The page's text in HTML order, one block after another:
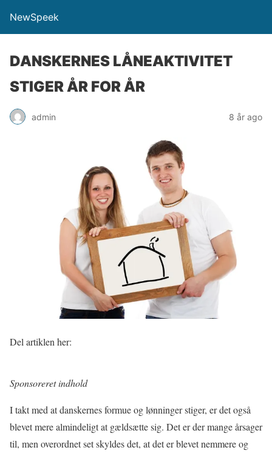
NewSpeek
DANSKERNES LÅNEAKTIVITET
STIGER ÅR FOR ÅR
admin 8 år ago
Del artiklen her:
Sponsoreret indhold
I takt med at danskernes formue og lønninger stiger, er det også
blevet mere almindeligt at gældsætte sig. Det er der mange årsager
til, men overordnet set skyldes det, at det er blevet nemmere og